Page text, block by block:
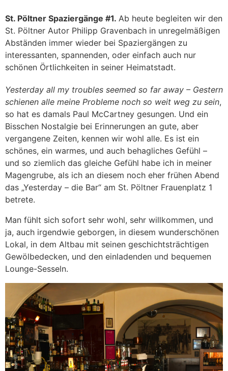
St. Pöltner Spaziergänge #1. Ab heute begleiten wir den
St. Pöltner Autor Philipp Gravenbach in unregelmäßigen
Abständen immer wieder bei Spaziergängen zu
interessanten, spannenden, oder einfach auch nur
schönen Örtlichkeiten in seiner Heimatstadt.
Yesterday all my troubles seemed so far away – Gestern
schienen alle meine Probleme noch so weit weg zu sein,
so hat es damals Paul McCartney gesungen. Und ein
Bisschen Nostalgie bei Erinnerungen an gute, aber
vergangene Zeiten, kennen wir wohl alle. Es ist ein
schönes, ein warmes, und auch behagliches Gefühl –
und so ziemlich das gleiche Gefühl habe ich in meiner
Magengrube, als ich an diesem noch eher frühen Abend
das „Yesterday – die Bar“ am St. Pöltner Frauenplatz 1
betrete.
Man fühlt sich sofort sehr wohl, sehr willkommen, und
ja, auch irgendwie geborgen, in diesem wunderschönen
Lokal, in dem Altbau mit seinen geschichtsträchtigen
Gewölbedecken, und den einladenden und bequemen
Lounge-Sesseln.